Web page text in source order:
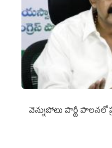
వెన్నుపోటు పార్టీ పాలనలో